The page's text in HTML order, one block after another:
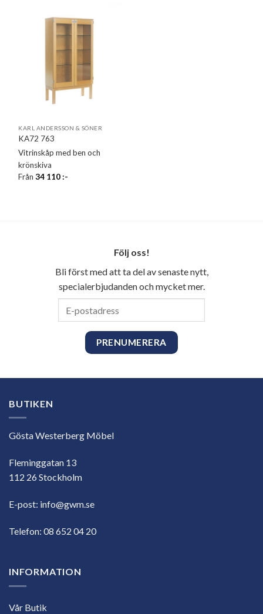
KARL ANDERSSON & SÖNER
KA72 763
Vitrinskåp med ben och
krönskiva
Från34 110:-
Följ oss!
Bli först med att ta del av senaste nytt,
specialerbjudanden och mycket mer.
BUTIKEN
Gösta Westerberg Möbel
Fleminggatan 13
112 26 Stockholm
E-post: info@gwm.se
Telefon: 08 652 04 20
INFORMATION
Vår Butik